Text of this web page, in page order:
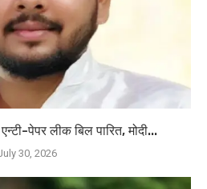
पेपर लीक बिल पारित, मोदी...
30, 2026